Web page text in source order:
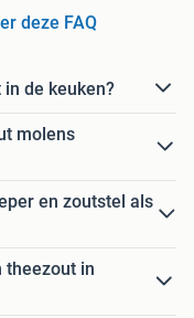
deze FAQ
de keuken?
molens
en zoutstel als
theezout in